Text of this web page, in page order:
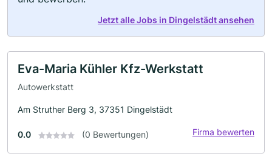
Jetzt alle Jobs in Dingelstädt ansehen
Eva-Maria Kühler Kfz-Werkstatt
Autowerkstatt
Am Struther Berg 3, 37351 Dingelstädt
0.0 (0 Bewertungen) Firma bewerten